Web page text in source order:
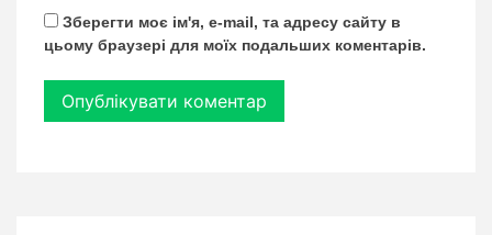
Зберегти моє ім'я, e-mail, та адресу сайту в
цьому браузері для моїх подальших коментарів.